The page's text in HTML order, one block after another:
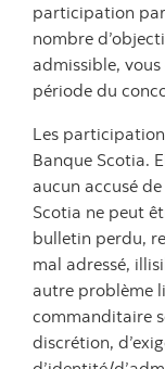
participation
nombre
admissible,
période du
Les
Banque Scotia.
aucun accusé
Scotia ne peut
bulletin perdu,
mal adressé,
autre problème
commanditaire
discrétion,